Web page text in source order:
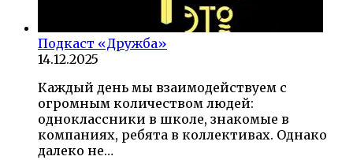
Подкаст «Дружба»
14.12.2025
Каждый день мы взаимодействуем с
огромным количеством людей:
одноклассники в школе, знакомые в
компаниях, ребята в коллективах. Однако
далеко не…